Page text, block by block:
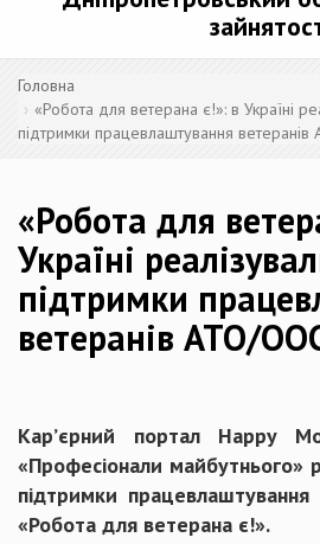
Головна
«Робота для ветерана є!»: в Україні
підтримки працевлаштування
«Робота для
Україні
підтримки
ветеранів АТО/
Кар’єрний портал Happy
«Професіонали майбутнього»
підтримки
«Робота для ветерана є!».